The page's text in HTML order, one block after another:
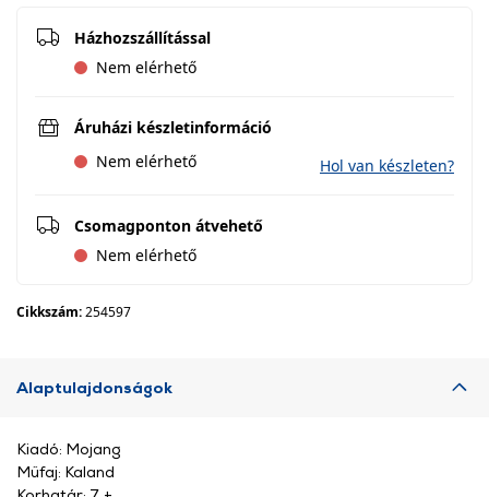
Házhozszállítással
Nem elérhető
Áruházi készletinformáció
Nem elérhető
Hol van készleten?
Csomagponton átvehető
Nem elérhető
Cikkszám:254597
Alaptulajdonságok
Kiadó: Mojang
Műfaj: Kaland